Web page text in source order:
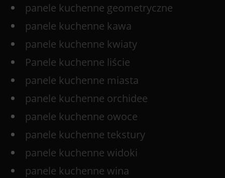
panele kuchenne geometryczne
panele kuchenne kawa
panele kuchenne kwiaty
Panele kuchenne liście
panele kuchenne miasta
panele kuchenne orchidee
panele kuchenne owoce
panele kuchenne tekstury
panele kuchenne widoki
panele kuchenne wina